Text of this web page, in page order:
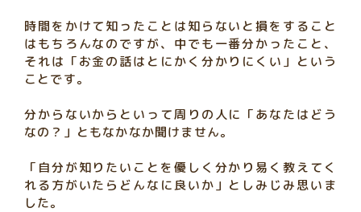
時間をかけて知ったことは知らないと損をすること
はもちろんなのですが、中でも一番分かったこと、
それは「お金の話はとにかく分かりにくい」という
ことです。
分からないからといって周りの人に「あなたはどう
なの？」ともなかなか聞けません。
「自分が知りたいことを優しく分かり易く教えてく
れる方がいたらどんなに良いか」としみじみ思いま
した。